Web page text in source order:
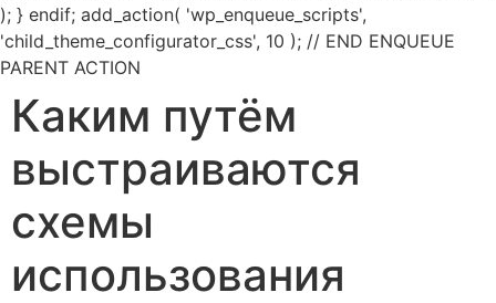
); } endif; add_action( 'wp_enqueue_scripts',
'child_theme_configurator_css', 10 ); // END ENQUEUE
PARENT ACTION
Каким путём
выстраиваются
схемы
использования